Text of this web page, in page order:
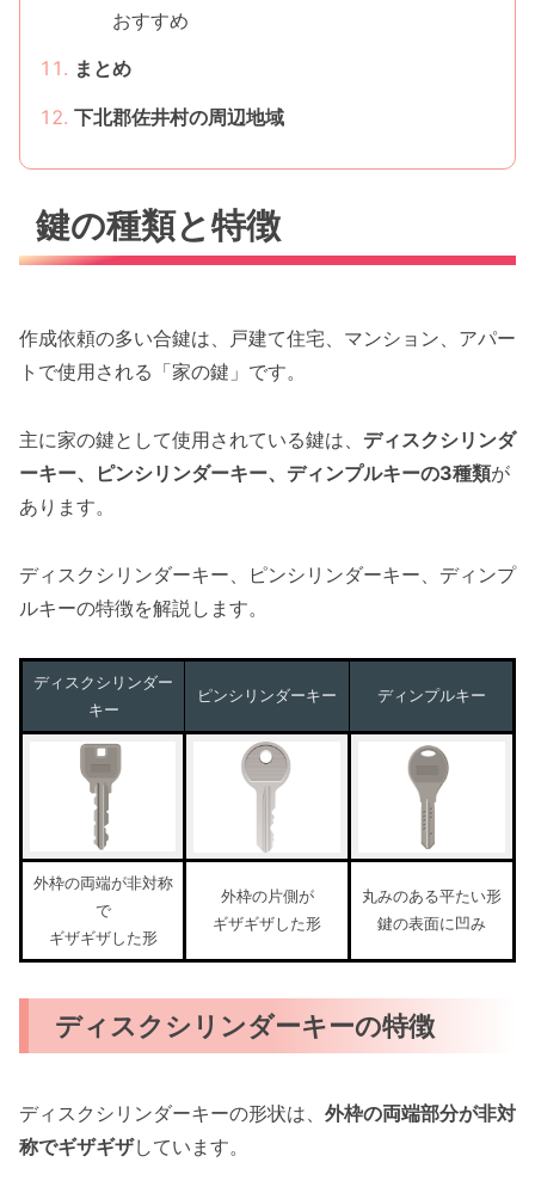
おすすめ
まとめ
下北郡佐井村の周辺地域
鍵の種類と特徴
作成依頼の多い合鍵は、戸建て住宅、マンション、アパー
トで使用される「家の鍵」です。
主に家の鍵として使用されている鍵は、 ディスクシリンダ
ーキー、ピンシリンダーキー、ディンプルキーの3種類が
あります。
ディスクシリンダーキー、ピンシリンダーキー、ディンプ
ルキーの特徴を解説します。
ディスクシリンダー
キー
ピンシリンダーキー ディンプルキー
外枠の両端が非対称
で
ギザギザした形
外枠の片側が
ギザギザした形
丸みのある平たい形
鍵の表面に凹み
ディスクシリンダーキーの特徴
ディスクシリンダーキーの形状は、 外枠の両端部分が非対
称でギザギザしています。